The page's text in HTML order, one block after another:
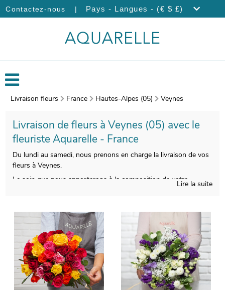
Contactez-nous | Pays - Langues - (€ $ £)
Livraison fleurs France Hautes-Alpes (05) Veynes
Livraison de fleurs à Veynes (05) avec le
fleuriste Aquarelle - France
Du lundi au samedi, nous prenons en charge la livraison de vos
fleurs à Veynes.
Le soin que nous apporterons à la composition de votre
qualité. Une fois emballé dans un porte-bouquet de protection,
spécialement créé pour cela, une photo de votre bouquet sera
prise. Cette image vous est ensuite envoyée par e-mail afin que
vous puissiez vous assurer de la conformité de votre bouquet.
La livraison sera ensuite lancée. Vous désirez joindre à votre
bouquet une touche personnelle ? Il vous sera possible de
glisser une photo imprimée et un message, pour un cadeau
encore plus personnalisé.
Lire la suite